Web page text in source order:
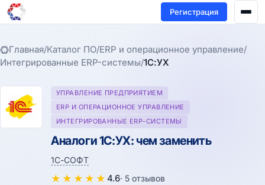
Регистрация
Главная/Каталог ПО/ERP и операционное управление/
Интегрированные ERP-системы/1С:УХ
УПРАВЛЕНИЕ ПРЕДПРИЯТИЕМ
ERP И ОПЕРАЦИОННОЕ УПРАВЛЕНИЕ
ИНТЕГРИРОВАННЫЕ ERP-СИСТЕМЫ
Аналоги 1С:УХ: чем заменить
1С-СОФТ
★ ★ ★ ★ ★ 4.6· 5 отзывов